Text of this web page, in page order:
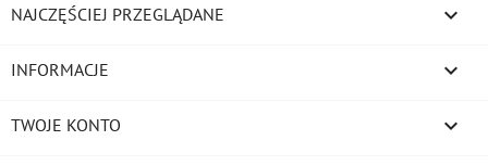
NAJCZĘŚCIEJ PRZEGLĄDANE 
INFORMACJE 
TWOJE KONTO 